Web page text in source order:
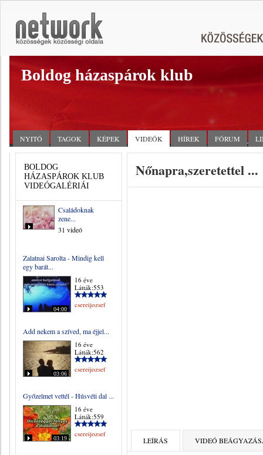
Boldog házaspárok klub
NYITÓ TAGOK KÉPEK VIDEÓK HÍREK FÓRUM
BOLDOG
HÁZASPÁROK KLUB
VIDEÓGALÉRIÁI
Családoknak
zene...
31 videó
Zalatnai Sarolta - Mindig kell
egy barát...
04:00
16 éve
Látták:553
csereijozsef
Add nekem a szíved, ma éjjel...
03:06
16 éve
Látták:562
csereijozsef
Győzelmet vettél - Húsvéti dal ...
03:19
16 éve
Látták:559
csereijozsef
Nőnapra,szeretettel ...
LEÍRÁS VIDEÓ